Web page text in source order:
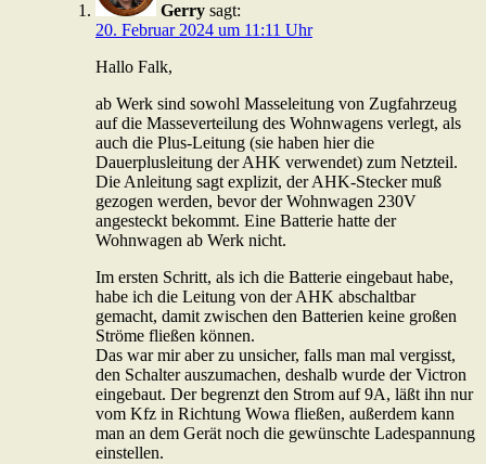
Gerry sagt:
20. Februar 2024 um 11:11 Uhr
Hallo Falk,
ab Werk sind sowohl Masseleitung von Zugfahrzeug
auf die Masseverteilung des Wohnwagens verlegt, als
auch die Plus-Leitung (sie haben hier die
Dauerplusleitung der AHK verwendet) zum Netzteil.
Die Anleitung sagt explizit, der AHK-Stecker muß
gezogen werden, bevor der Wohnwagen 230V
angesteckt bekommt. Eine Batterie hatte der
Wohnwagen ab Werk nicht.
Im ersten Schritt, als ich die Batterie eingebaut habe,
habe ich die Leitung von der AHK abschaltbar
gemacht, damit zwischen den Batterien keine großen
Ströme fließen können.
Das war mir aber zu unsicher, falls man mal vergisst,
den Schalter auszumachen, deshalb wurde der Victron
eingebaut. Der begrenzt den Strom auf 9A, läßt ihn nur
vom Kfz in Richtung Wowa fließen, außerdem kann
man an dem Gerät noch die gewünschte Ladespannung
einstellen.